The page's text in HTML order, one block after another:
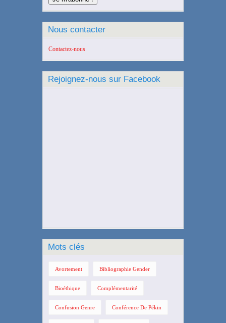
Nous contacter
Contactez-nous
Rejoignez-nous sur Facebook
Mots clés
Avortement Bibliographie Gender
Bioéthique Complémentarité
Confusion Genre Conférence De Pékin